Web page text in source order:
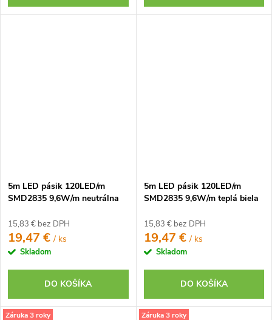
5m LED pásik 120LED/m
SMD2835 9,6W/m neutrálna
15,83 € bez DPH
19,47 €/ ks
Skladom
DO KOŠÍKA
5m LED pásik 120LED/m
SMD2835 9,6W/m teplá biela
15,83 € bez DPH
19,47 €/ ks
Skladom
DO KOŠÍKA
Záruka 3 roky Záruka 3 roky